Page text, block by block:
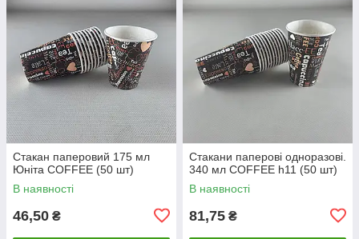
Стакан паперовий 175 мл
Юніта COFFEE (50 шт)
В наявності
46,50 ₴
Стакани паперові одноразові.
340 мл COFFEE h11 (50 шт)
В наявності
81,75 ₴